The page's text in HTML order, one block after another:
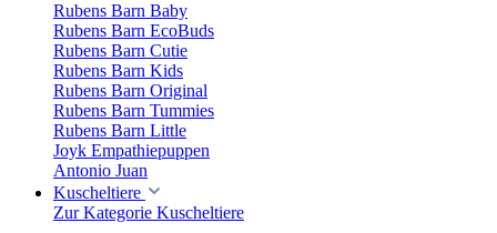
Rubens Barn Baby
Rubens Barn EcoBuds
Rubens Barn Cutie
Rubens Barn Kids
Rubens Barn Original
Rubens Barn Tummies
Rubens Barn Little
Joyk Empathiepuppen
Antonio Juan
Kuscheltiere
Zur Kategorie Kuscheltiere